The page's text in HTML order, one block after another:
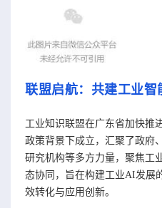
联盟启航：共建工业智
工业知识联盟在广东省加快推
政策背景下成立，汇聚了政府
研究机构等多方力量，聚焦工
态协同，旨在构建工业AI发展
效转化与应用创新。